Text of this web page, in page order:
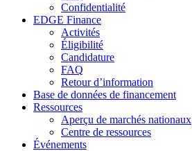
Confidentialité
EDGE Finance
Activités
Éligibilité
Candidature
FAQ
Retour d’information
Base de données de financement
Ressources
Aperçu de marchés nationaux
Centre de ressources
Événements